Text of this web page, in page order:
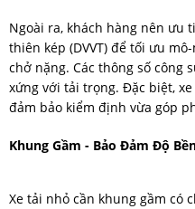
Ngoài ra, khách hàng nên ưu
thiên kép (DVVT) để tối ưu
chở nặng. Các thông số công
xứng với tải trọng. Đặc biệt,
đảm bảo kiểm định vừa góp
Khung Gầm - Bảo Đảm Độ
Xe tải nhỏ cần khung gầm có